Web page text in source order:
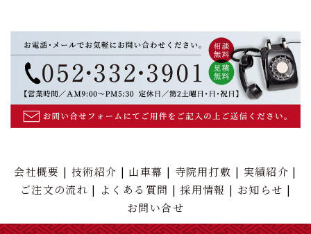
会社概要 技術紹介 山車幕 寺院用打敷
実績紹介
ご注文の流れ
よくある質問 採用情報
お知らせ
お問い合せ